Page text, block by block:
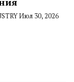
Июл 30, 2026